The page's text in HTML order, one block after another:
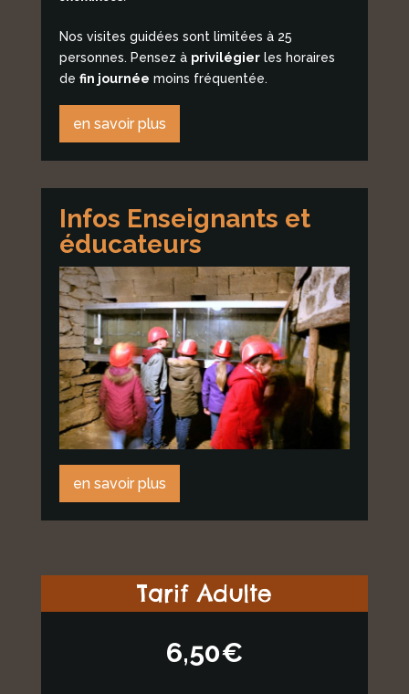
Nos visites guidées sont limitées à 25
personnes. Pensez à privilégierles horaires
de fin journée moins fréquentée.
en savoir plus
Infos Enseignants et
éducateurs
en savoir plus
Tarif Adulte
6,50€